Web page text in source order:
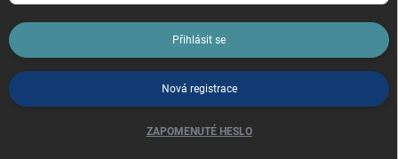
Přihlásit se
Nová registrace
ZAPOMENUTÉ HESLO